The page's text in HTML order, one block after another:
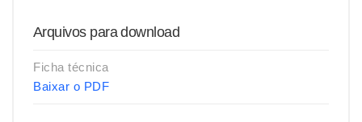
Arquivos para download
Ficha técnica
Baixar o PDF